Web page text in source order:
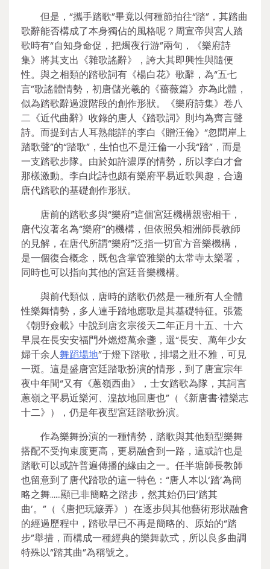
但是，“攜手踏歌”畢竟以何種節拍往“踏”，其踏曲
歌辭能否構成了本身獨佔的風格呢？周宣帝與宮人踏
歌時有“自知身命促，把燭夜行游”兩句，《樂府詩
集》將其支出《雜歌謠辭》，誇大其即興性與隨便
性。與之相類的踏歌詞有《楊白花》歌辭，為“五七
言”歌謠體情勢，初唐儲光羲的《薔薇篇》亦為此體，
似為踏歌辭過渡階段的創作形狀。《樂府詩集》卷八
二《近代曲辭》收錄的唐人《踏歌詞》則均為齊言聲
詩。而提到古人耳熟能詳的李白《贈汪倫》“忽聞岸上
踏歌聲”的“踏歌”，生怕也不是汪倫一小我“踏”，而是
一支踏歌步隊。由於如許濃厚的情勢，所以李白才會
那樣激動。李白此詩也頗有樂府平易近歌興趣，合適
唐代踏歌的基礎創作形狀。
唐前的踏歌多與“樂府”這個宮廷機構親密相干，
唐代沒著名為“樂府”的機構，但依照吳相洲師長教師
的見解，在唐代所謂“樂府”泛指一切官方音樂機構，
是一個復合概念，既包含掌管雅樂的太常寺太樂署，
同時也可以指向其他的宮廷音樂機構。
與前代類似，唐時的踏歌仍然是一種所有人全體
性樂舞情勢，多人連手踏地應歌是其基礎特征。張鷟
《朝野僉載》中說到唐玄宗後天二年正月十五、十六
早晨在長安安福門外燃燈萬余盞，選“長安、萬年少女
婦千余人舞蹈場地”于燈下踏歌，排場之壯不雅，可見
一斑。這是盛唐宮廷踏歌扮演的情形，到了唐宣宗年
夜中年間“又有《蔥嶺西曲》，士女踏歌為隊，其詞言
蔥嶺之平易近樂河、湟故地回唐也”（《新唐書·禮樂志
十二》），仍是年夜型宮廷踏歌扮演。
作為樂舞扮演的一種情勢，踏歌與其他類型樂舞
搭配不受拘束度更高，更易融會到一路，這或許也是
踏歌可以或許普遍傳播的緣由之一。任半塘師長教師
也留意到了唐代踏歌的這一特色：“唐人本以‘踏’為簡
略之舞……顯已非簡略之踏步，然其始仍曰‘踏其
曲’。”（《唐把玩簸弄》）在逐步與其他藝術形狀融會
的經過歷程中，踏歌早已不再是簡略的、原始的“踏
步”舉措，而構成一種經典的樂舞款式，所以良多曲調
特殊以“踏其曲”為稱號之。